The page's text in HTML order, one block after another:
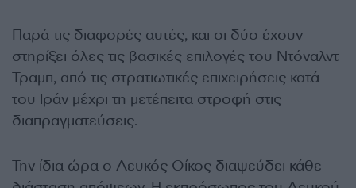
Παρά τις διαφορές αυτές, και οι δύο έχουν
στηρίξει όλες τις βασικές επιλογές του Ντόναλντ
Τραμπ, από τις στρατιωτικές επιχειρήσεις κατά
του Ιράν μέχρι τη μετέπειτα στροφή στις
διαπραγματεύσεις.
Την ίδια ώρα ο Λευκός Οίκος διαψεύδει κάθε